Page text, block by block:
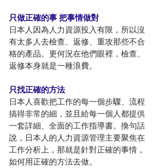
只做正確的事 把事情做對
日本人因為人力資源投入有限，所以沒
有太多人去檢查、返修、重攻那些不合
格的產品。更何況在他們眼裡，檢查、
返修本身就是一種浪費。
只找正確的方法
日本人喜歡把工作的每一個步驟、流程
搞得非常的細，並且給每一個人都提供
一套詳細、全面的工作指導書。換句話
說，日本人的人力資源管理主要聚焦在
工作分析上，那就是針對正確的事情，
如何用正確的方法去做。